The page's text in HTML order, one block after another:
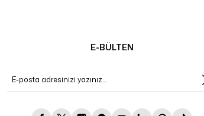
E-BÜLTEN